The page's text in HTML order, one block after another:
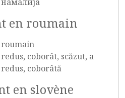
en roumain
roumain
redus, coborât, scăzut, a
redus, coborâtă
en slovène